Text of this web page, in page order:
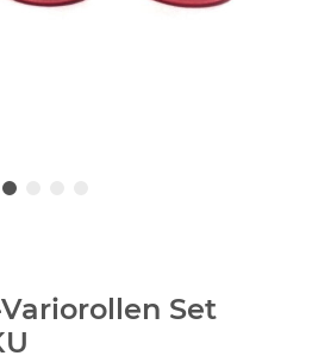
Set